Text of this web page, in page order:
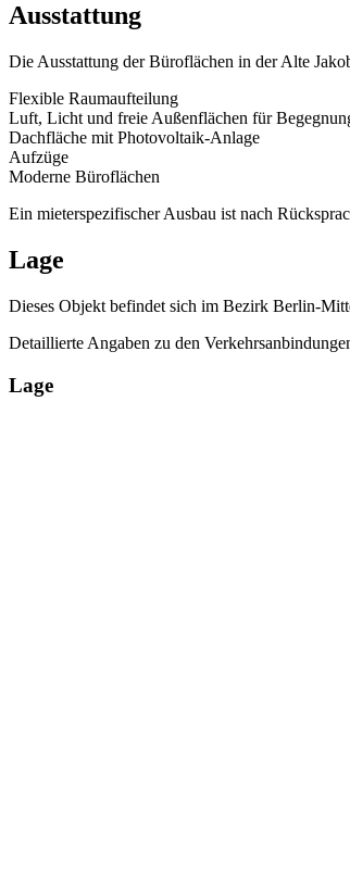
Ausstattung
Die Ausstattung der Büroflächen in der Alte
Flexible Raumaufteilung
Luft, Licht und freie Außenflächen für
Dachfläche mit Photovoltaik-Anlage
Aufzüge
Moderne Büroflächen
Ein mieterspezifischer Ausbau ist nach
Lage
Dieses Objekt befindet sich im Bezirk Berlin-
Detaillierte Angaben zu den
Lage